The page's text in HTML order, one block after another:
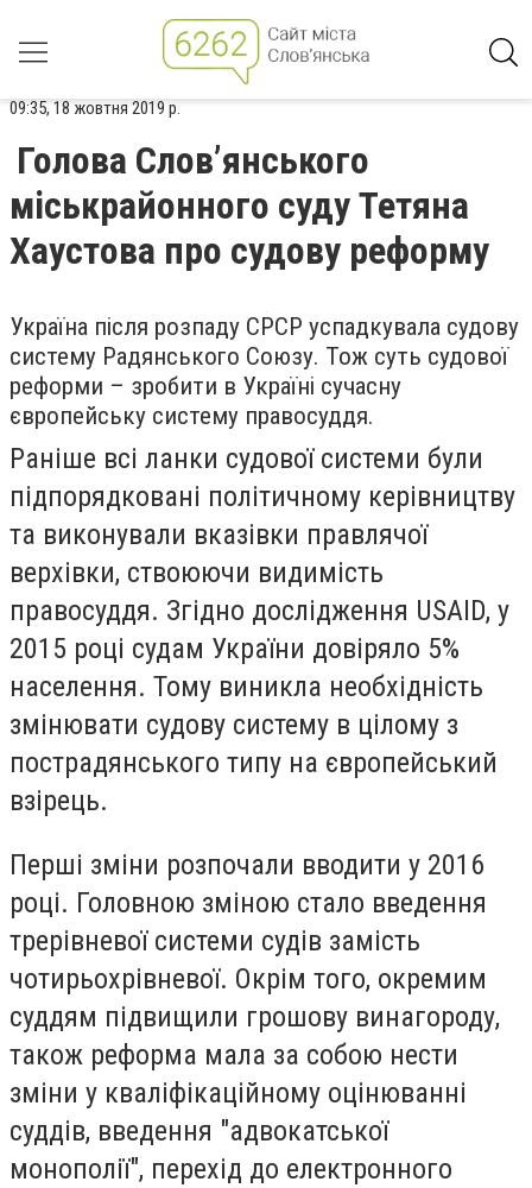
09:35, 18 жовтня 2019 р.
Голова Слов’янського
міськрайонного суду Тетяна
Хаустова про судову реформу
Україна після розпаду СРСР успадкувала судову
систему Радянського Союзу. Тож суть судової
реформи – зробити в Україні сучасну
європейську систему правосуддя.
Раніше всі ланки судової системи були
підпорядковані політичному керівництву
та виконували вказівки правлячої
верхівки, ствоюючи видимість
правосуддя. Згідно дослідження USAID, у
2015 році судам України довіряло 5%
населення. Тому виникла необхідність
змінювати судову систему в цілому з
пострадянського типу на європейський
взірець.
Перші зміни розпочали вводити у 2016
році. Головною зміною стало введення
трерівневої системи судів замість
чотирьохрівневої. Окрім того, окремим
суддям підвищили грошову винагороду,
також реформа мала за собою нести
зміни у кваліфікаційному оцінюванні
суддів, введення "адвокатської
монополії", перехід до електронного